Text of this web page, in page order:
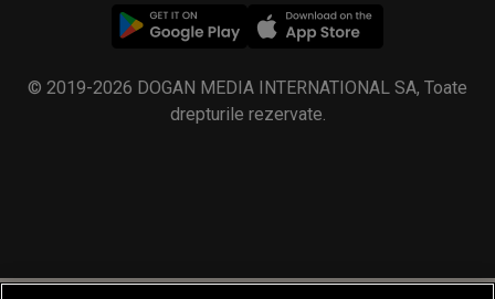
© 2019-2026 DOGAN MEDIA INTERNATIONAL SA, Toate
drepturile rezervate.